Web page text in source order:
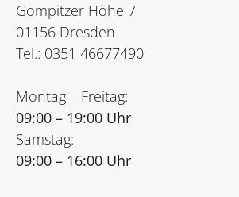
Gompitzer Höhe 7
01156 Dresden
Tel.: 0351 46677490
Montag – Freitag:
09:00 – 19:00 Uhr
Samstag:
09:00 – 16:00 Uhr